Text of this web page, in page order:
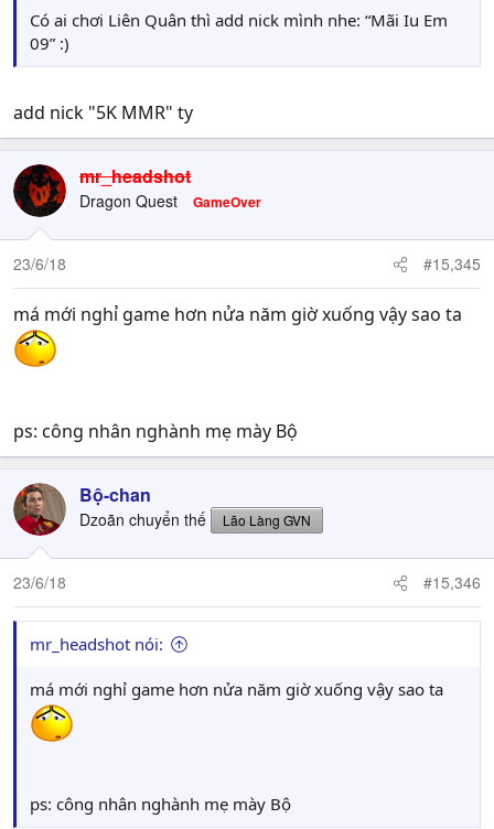
Có ai chơi Liên Quân thì add nick mình nhe: “Mãi Iu Em
09” :)
add nick "5K MMR" ty
mr_headshot
Dragon Quest GameOver
23/6/18 #15,345
má mới nghỉ game hơn nửa năm giờ xuống vậy sao ta
ps: công nhân nghành mẹ mày Bộ
Bộ-chan
Dzoãn chuyển thế Lão Làng GVN
23/6/18 #15,346
mr_headshot nói:
má mới nghỉ game hơn nửa năm giờ xuống vậy sao ta
ps: công nhân nghành mẹ mày Bộ